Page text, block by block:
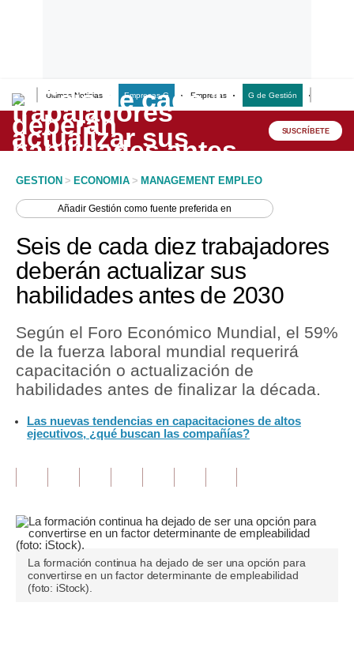
Últimas Noticias Empresas G Empresas G de Gestión
Lo último
Peru Quiosco
Economía
Mercados
Política
Tu Dinero
Finanzas Personales
Editorial
Pregunta de hoy
SUSCRÍBETE
GESTION > ECONOMIA > MANAGEMENT EMPLEO
AñadirGestión como fuente preferida en
Seis de cada diez trabajadores
deberán actualizar sus
habilidades antes de 2030
Según el Foro Económico Mundial, el 59%
de la fuerza laboral mundial requerirá
capacitación o actualización de
habilidades antes de finalizar la década.
Las nuevas tendencias en capacitaciones de altos
ejecutivos, ¿qué buscan las compañías?
La formación continua ha dejado de ser una opción para
convertirse en un factor determinante de empleabilidad
(foto: iStock).